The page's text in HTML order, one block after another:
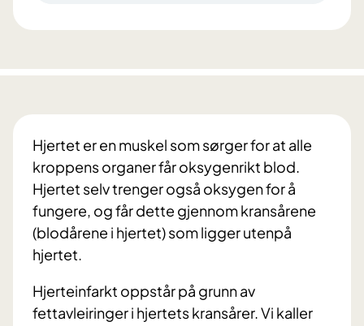
Hjertet er en muskel som sørger for at alle
kroppens organer får oksygenrikt blod.
Hjertet selv trenger også oksygen for å
fungere, og får dette gjennom kransårene
(blodårene i hjertet) som ligger utenpå
hjertet.
Hjerteinfarkt oppstår på grunn av
fettavleiringer i hjertets kransårer. Vi kaller